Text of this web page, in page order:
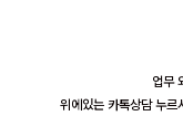
업무
위에있는 카톡상담 누르